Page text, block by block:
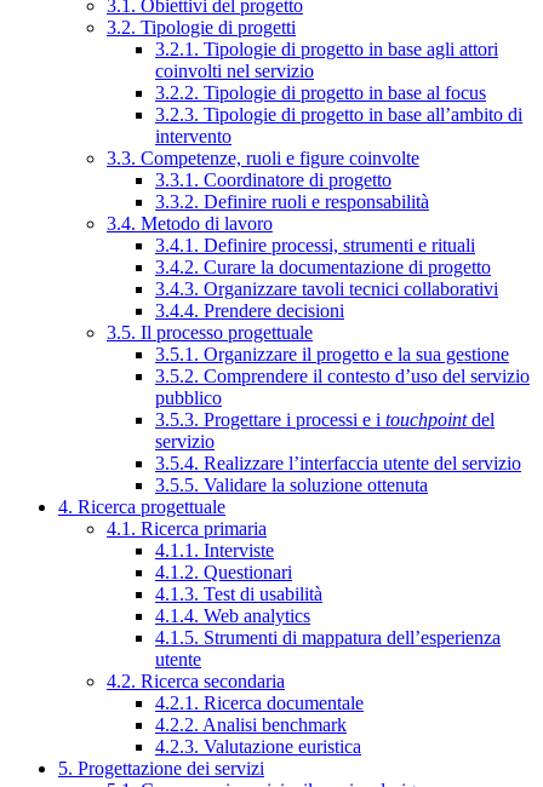
3.1. Obiettivi del progetto
3.2. Tipologie di progetti
3.2.1. Tipologie di progetto in base agli attori
coinvolti nel servizio
3.2.2. Tipologie di progetto in base al focus
3.2.3. Tipologie di progetto in base all’ambito di
intervento
3.3. Competenze, ruoli e figure coinvolte
3.3.1. Coordinatore di progetto
3.3.2. Definire ruoli e responsabilità
3.4. Metodo di lavoro
3.4.1. Definire processi, strumenti e rituali
3.4.2. Curare la documentazione di progetto
3.4.3. Organizzare tavoli tecnici collaborativi
3.4.4. Prendere decisioni
3.5. Il processo progettuale
3.5.1. Organizzare il progetto e la sua gestione
3.5.2. Comprendere il contesto d’uso del servizio
pubblico
3.5.3. Progettare i processi e i touchpointdel
servizio
3.5.4. Realizzare l’interfaccia utente del servizio
3.5.5. Validare la soluzione ottenuta
4. Ricerca progettuale
4.1. Ricerca primaria
4.1.1. Interviste
4.1.2. Questionari
4.1.3. Test di usabilità
4.1.4. Web analytics
4.1.5. Strumenti di mappatura dell’esperienza
utente
4.2. Ricerca secondaria
4.2.1. Ricerca documentale
4.2.2. Analisi benchmark
4.2.3. Valutazione euristica
5. Progettazione dei servizi